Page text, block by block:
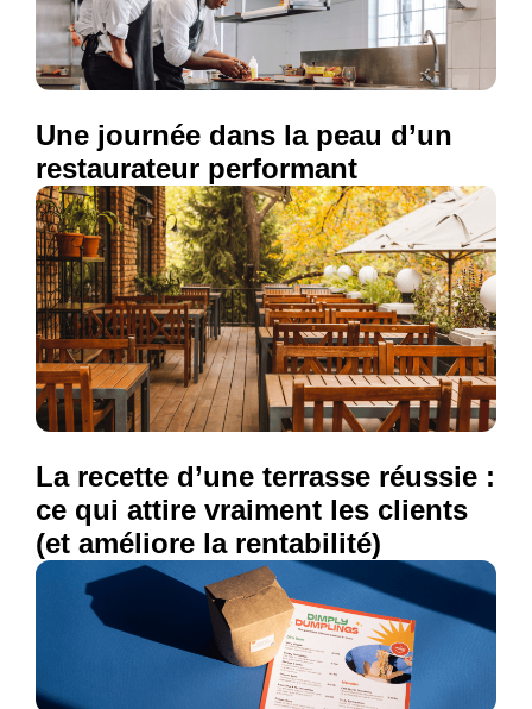
Une journée dans la peau d’un
restaurateur performant
La recette d’une terrasse réussie :
ce qui attire vraiment les clients
(et améliore la rentabilité)